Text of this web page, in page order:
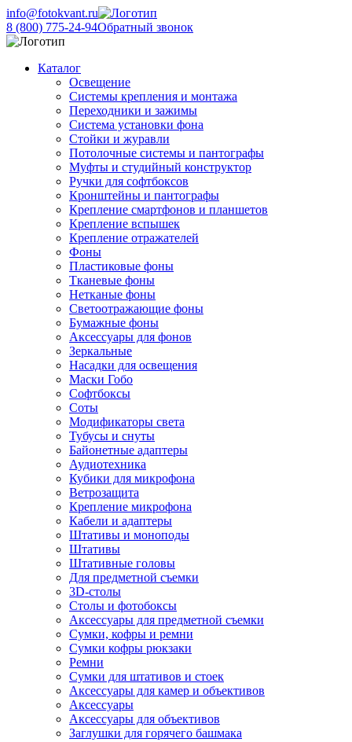
info@fotokvant.ru
8 (800) 775-24-94Обратный звонок
Каталог
Освещение
Системы крепления и монтажа
Переходники и зажимы
Система установки фона
Стойки и журавли
Потолочные системы и пантографы
Муфты и студийный конструктор
Ручки для софтбоксов
Кронштейны и пантографы
Крепление смартфонов и планшетов
Крепление вспышек
Крепление отражателей
Фоны
Пластиковые фоны
Тканевые фоны
Нетканые фоны
Светоотражающие фоны
Бумажные фоны
Аксессуары для фонов
Зеркальные
Насадки для освещения
Маски Гобо
Софтбоксы
Соты
Модификаторы света
Тубусы и снуты
Байонетные адаптеры
Аудиотехника
Кубики для микрофона
Ветрозащита
Крепление микрофона
Кабели и адаптеры
Штативы и моноподы
Штативы
Штативные головы
Для предметной съемки
3D-столы
Столы и фотобоксы
Аксессуары для предметной съемки
Сумки, кофры и ремни
Сумки кофры рюкзаки
Ремни
Сумки для штативов и стоек
Аксессуары для камер и объективов
Аксессуары
Аксессуары для объективов
Заглушки для горячего башмака